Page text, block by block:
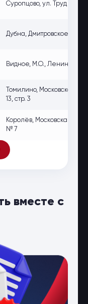
Суропцово, ул. Труд Снт,
Дубна, Дмитровское ш., 10,
Видное, М.О., Ленинский
Томилино, Московская
13, стр. 3
Королёв, Московская
№ 7
вместе с